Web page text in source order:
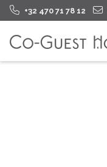
+32 470 71 78 12